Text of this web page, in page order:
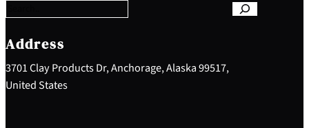
c
h
Address
3701 Clay Products Dr, Anchorage, Alaska 99517,
United States